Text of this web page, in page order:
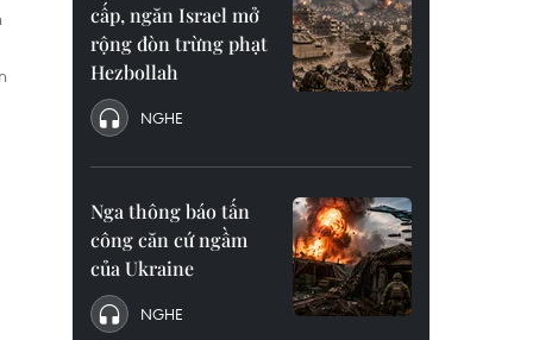
cấp, ngăn Israel mở
rộng đòn trừng phạt
Hezbollah
NGHE
Nga thông báo tấn
công căn cứ ngầm
của Ukraine
NGHE